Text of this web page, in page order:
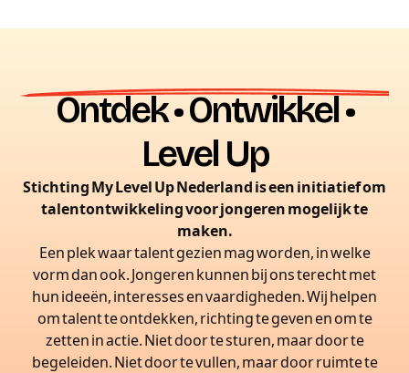
Ontdek • Ontwikkel •
Level Up
Stichting My Level Up Nederland is een initiatief om
talentontwikkeling voor jongeren mogelijk te
maken.
Een plek waar talent gezien mag worden, in welke
vorm dan ook. Jongeren kunnen bij ons terecht met
hun ideeën, interesses en vaardigheden. Wij helpen
om talent te ontdekken, richting te geven en om te
zetten in actie. Niet door te sturen, maar door te
begeleiden. Niet door te vullen, maar door ruimte te